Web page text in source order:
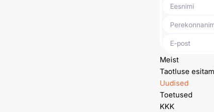
Meist
Taotluse
Uudised
Toetused
KKK